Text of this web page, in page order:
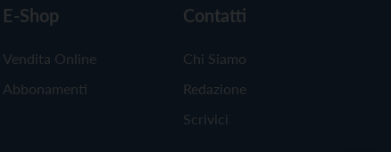
E-Shop
Vendita Online
Abbonamenti
Contatti
Chi Siamo
Redazione
Scrivici